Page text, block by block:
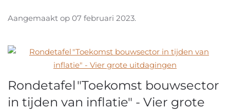
Aangemaakt op 07 februari 2023.
Rondetafel "Toekomst bouwsector
in tijden van inflatie" - Vier grote